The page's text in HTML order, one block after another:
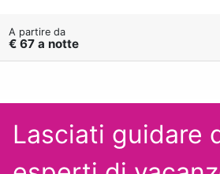
A partire da
€ 67 a notte
Lasciati guidare